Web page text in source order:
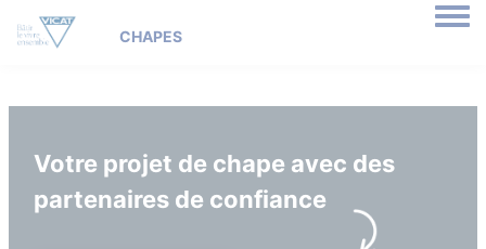
Votre projet de chape avec des
partenaires de confiance